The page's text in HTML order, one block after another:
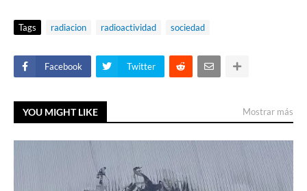
Tags radiacion radioactividad sociedad
Facebook Twitter
YOU MIGHT LIKE Mostrar más